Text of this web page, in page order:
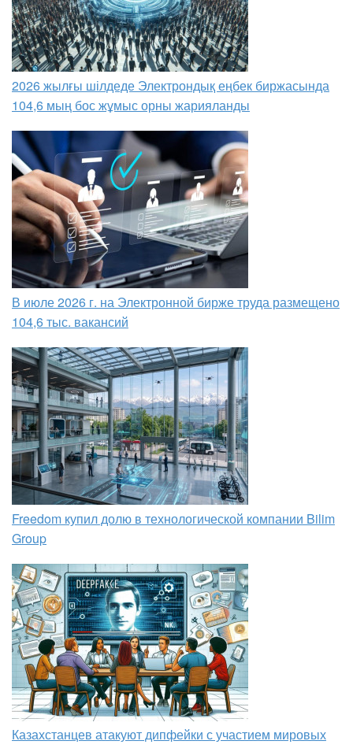
2026 жылғы шілдеде Электрондық еңбек биржасында
104,6 мың бос жұмыс орны жарияланды
В июле 2026 г. на Электронной бирже труда размещено
104,6 тыс. вакансий
Freedom купил долю в технологической компании Bilim
Group
Казахстанцев атакуют дипфейки с участием мировых